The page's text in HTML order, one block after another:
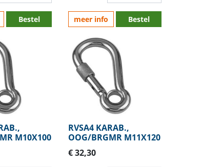
Bestel meer info Bestel
M10X100
RVSA4 KARAB.,
OOG/BRGMR M11X120
€ 32,30